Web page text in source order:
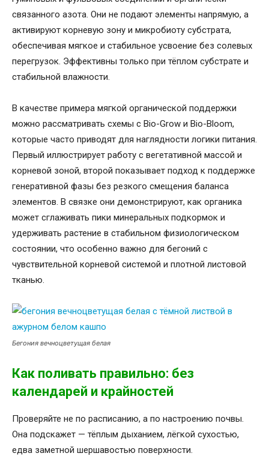
связанного азота. Они не подают элементы напрямую, а
активируют корневую зону и микробиоту субстрата,
обеспечивая мягкое и стабильное усвоение без солевых
перегрузок. Эффективны только при тёплом субстрате и
стабильной влажности.
В качестве примера мягкой органической поддержки
можно рассматривать схемы с Bio-Grow и Bio-Bloom,
которые часто приводят для наглядности логики питания.
Первый иллюстрирует работу с вегетативной массой и
корневой зоной, второй показывает подход к поддержке
генеративной фазы без резкого смещения баланса
элементов. В связке они демонстрируют, как органика
может сглаживать пики минеральных подкормок и
удерживать растение в стабильном физиологическом
состоянии, что особенно важно для бегоний с
чувствительной корневой системой и плотной листовой
тканью.
Бегония вечноцветущая белая
Как поливать правильно: без
календарей и крайностей
Проверяйте не по расписанию, а по настроению почвы.
Она подскажет — тёплым дыханием, лёгкой сухостью,
едва заметной шершавостью поверхности.